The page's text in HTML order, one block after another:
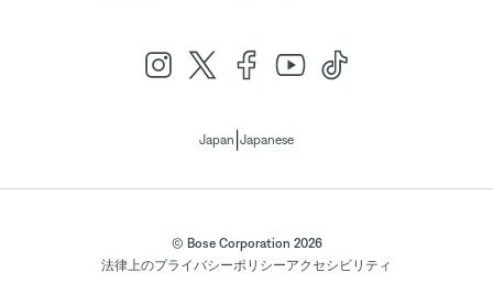
Japan Japanese
© Bose Corporation 2026
法律上のプライバシーポリシーアクセシビリティ